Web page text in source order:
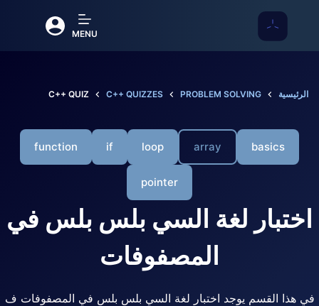
MENU
الرئيسية PROBLEM SOLVING
C++ QUIZZES
C++ QUIZ
basics
array
loop
if
function
pointer
اختبار لغة السي بلس بلس في
المصفوفات
في هذا القسم يوجد اختبار لغة السي بلس بلس في المصفوفات ف
جرب منصتنا الجديدة، ستجد فيها تحديات
مدعومة بالذكاء الاصطناعي و وظايف و
مجتمع كامل للمناقشة
Nouvil